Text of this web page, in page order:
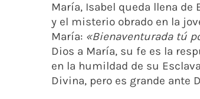
María, Isabel queda llena
y el misterio obrado en la
María: «Bienaventurada tú
Dios a María, su fe es la
en la humildad de su
Divina, pero es grande ante